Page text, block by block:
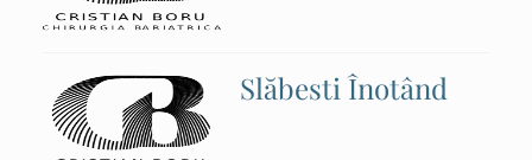
Slăbesti Înotând